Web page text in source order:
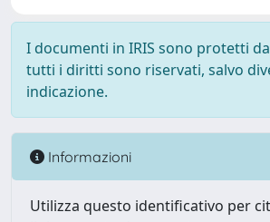
I documenti in IRIS sono protetti
tutti i diritti sono riservati, salvo
indicazione.
Informazioni
Utilizza questo identificativo per